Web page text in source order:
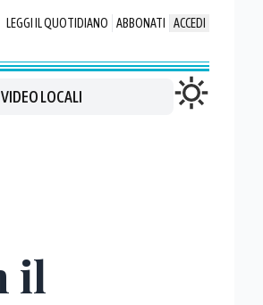
LEGGI IL QUOTIDIANO ABBONATI ACCEDI
VIDEO LOCALI
il